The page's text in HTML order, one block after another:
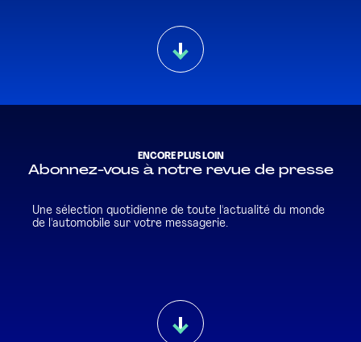
ENCORE PLUS LOIN
Abonnez-vous à notre revue de presse
Une sélection quotidienne de toute l'actualité du monde
de l'automobile sur votre messagerie.